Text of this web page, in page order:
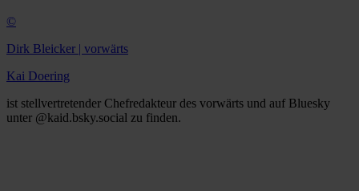
©
Dirk Bleicker | vorwärts
Kai Doering
ist stellvertretender Chefredakteur des vorwärts und auf Bluesky
unter @kaid.bsky.social zu finden.